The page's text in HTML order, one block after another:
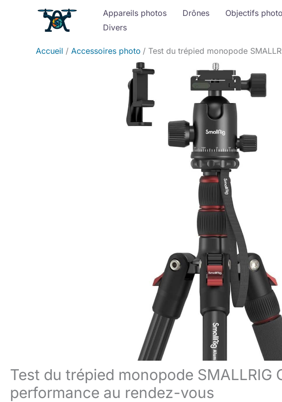
Appareils photos Drônes Objectifs
Divers
Accueil Accessoires photo Test du trépied monopode
Test du trépied monopode SMALLRIG
performance au rendez-vous